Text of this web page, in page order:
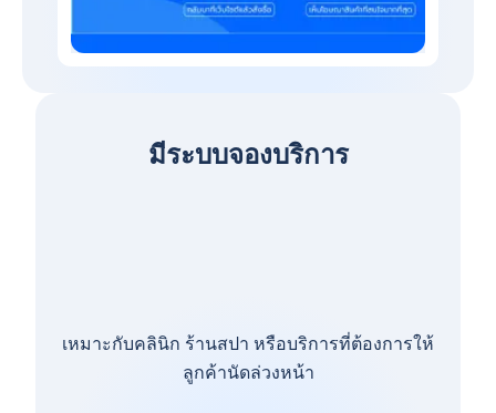
มีระบบจองบริการ
เหมาะกับคลินิก ร้านสปา หรือบริการที่ต้องการให้
ลูกค้านัดล่วงหน้า